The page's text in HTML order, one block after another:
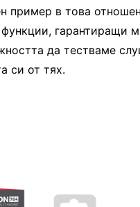
пример в това
гарантиращи
да тестваме
си от тях.